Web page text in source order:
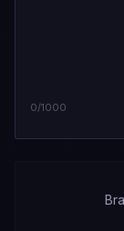
0/1000